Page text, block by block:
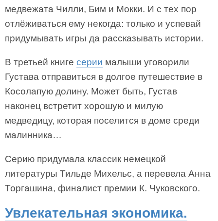
медвежата Чилли, Бим и Мокки. И с тех пор
отлёживаться ему некогда: только и успевай
придумывать игры да рассказывать истории.
В третьей книге серии малыши уговорили
Густава отправиться в долгое путешествие в
Косолапую долину. Может быть, Густав
наконец встретит хорошую и милую
медведицу, которая поселится в доме среди
малинника…
Серию придумала классик немецкой
литературы Тильде Михельс, а перевела Анна
Торгашина, финалист премии К. Чуковского.
Увлекательная экономика.